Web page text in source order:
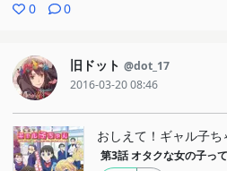
0 0
旧ドット @dot_17
2016-03-20 08:46
おしえて！ギャル子ち
第3話 オタクな女の子っ